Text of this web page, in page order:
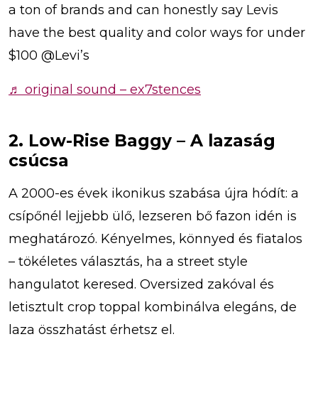
a ton of brands and can honestly say Levis
have the best quality and color ways for under
$100 @Levi’s
♬ original sound – ex7stences
2. Low-Rise Baggy – A lazaság
csúcsa
A 2000-es évek ikonikus szabása újra hódít: a
csípőnél lejjebb ülő, lezseren bő fazon idén is
meghatározó. Kényelmes, könnyed és fiatalos
– tökéletes választás, ha a street style
hangulatot keresed. Oversized zakóval és
letisztult crop toppal kombinálva elegáns, de
laza összhatást érhetsz el.